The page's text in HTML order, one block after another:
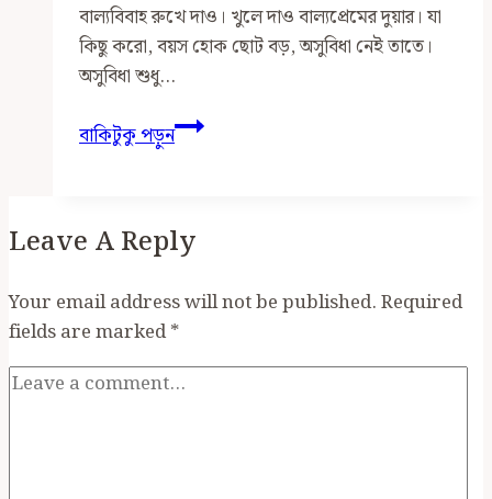
বাল্যবিবাহ রুখে দাও। খুলে দাও বাল্যপ্রেমের দুয়ার। যা
কিছু করো, বয়স হোক ছোট বড়, অসুবিধা নেই তাতে।
অসুবিধা শুধু…
বাকিটুকু পড়ুনএকটি
উদ্ভট
Leave A Reply
Your email address will not be published.Required
fields are marked*